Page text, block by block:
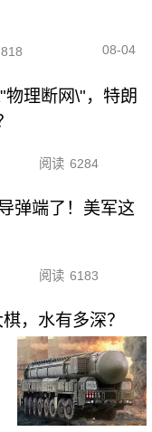
08-04
理断网\"，特朗
阅读 6284
弹端了！美军这
阅读 6183
，水有多深？